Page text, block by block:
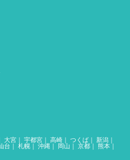
大宮 ｜宇都宮 ｜高崎 ｜つくば 新潟
台 ｜札幌 ｜沖縄 岡山 ｜京都 ｜熊本